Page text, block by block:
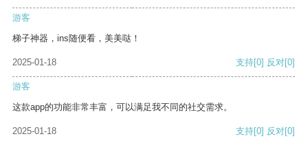
游客
梯子神器，ins随便看，美美哒！
2025-01-18 支持[0] 反对[0]
游客
这款app的功能非常丰富，可以满足我不同的社交需求。
2025-01-18 支持[0] 反对[0]